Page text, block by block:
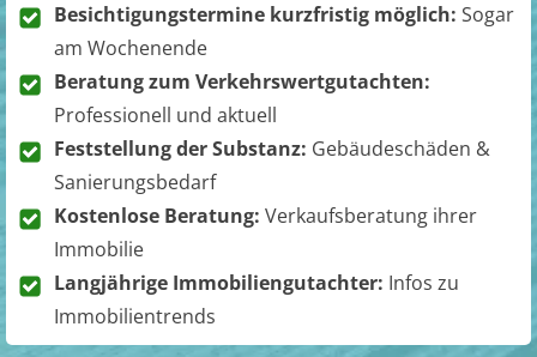
Besichtigungstermine kurzfristig möglich: Sogar
am Wochenende
Beratung zum Verkehrswertgutachten:
Professionell und aktuell
Feststellung der Substanz: Gebäudeschäden &
Sanierungsbedarf
Kostenlose Beratung: Verkaufsberatung ihrer
Immobilie
Langjährige Immobiliengutachter: Infos zu
Immobilientrends